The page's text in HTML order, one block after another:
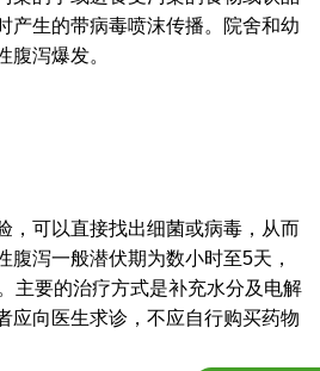
产生的带病毒喷沫传播。院舍和幼
腹泻爆发。
，可以直接找出细菌或病毒，从而
腹泻一般潜伏期为数小时至5天，
主要的治疗方式是补充水分及电解
应向医生求诊，不应自行购买药物